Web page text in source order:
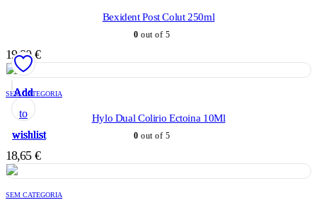
Add
to
wishlist
Bexident Post Colut 250ml
0 out of 5
19,80€
Add
to
wishlist
SEM CATEGORIA
Hylo Dual Colirio Ectoina 10Ml
0 out of 5
18,65 €
Add
to
wishlist
SEM CATEGORIA
Add
to
wishlist
Add
to
wishlist